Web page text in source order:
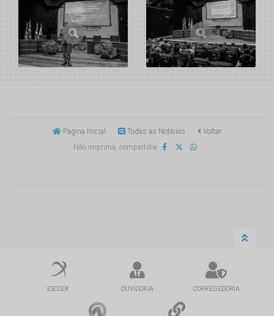
Página Inicial Todas as Notícias
Voltar
Não imprima, compartilhe
ESCOEX OUVIDORIA CORREGEDORIA